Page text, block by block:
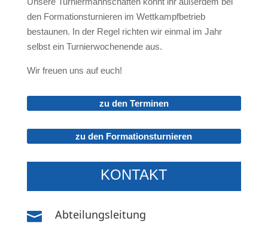
den Formationsturnieren im Wettkampfbetrieb
bestaunen. In der Regel richten wir einmal im Jahr
selbst ein Turnierwochenende aus.
Wir freuen uns auf euch!
zu den Terminen
zu den Formationsturnieren
KONTAKT
 Abteilungsleitung